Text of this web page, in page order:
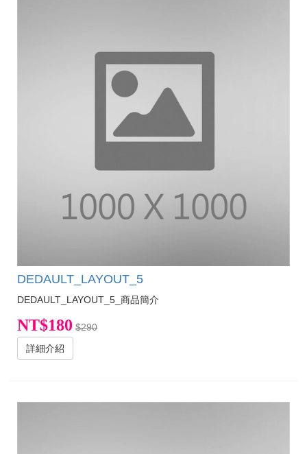
DEDAULT_LAYOUT_5
DEDAULT_LAYOUT_5_商品簡介
NT$180 $290
詳細介紹